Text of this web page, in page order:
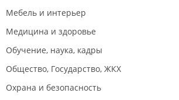
Мебель и интерьер
Медицина и здоровье
Обучение, наука, кадры
Общество, Государство, ЖКХ
Охрана и безопасность